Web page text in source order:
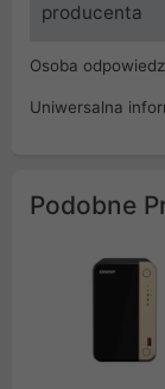
producenta
Osoba
Uniwersalna
Podobne